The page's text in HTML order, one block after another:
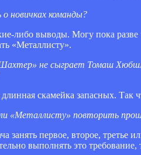
новичках команды?
либо выводы. Могу пока
«Металлисту».
не сыграет Томаш
скамейка запасных. Так
«Металлисту» повторить
занять первое, второе,
выполнять это требование,